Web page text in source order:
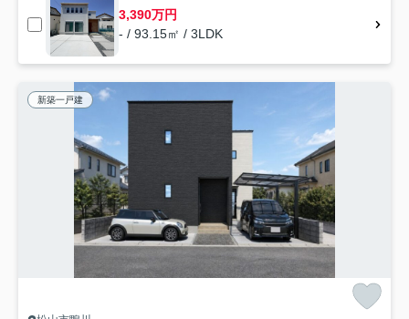
3,390万円
- / 93.15㎡ / 3LDK
新築一戸建